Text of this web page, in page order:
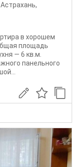
,
в хорошем
площадь
— 6 кв.м.
панельного